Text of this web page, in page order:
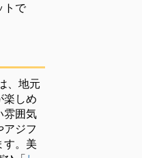
トで
、地元
楽しめ
雰囲気
アジフ
す。美